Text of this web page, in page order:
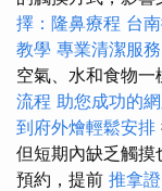
擇：隆鼻療程 台
教學 專業清潔服務
空氣、水和食物一
流程 助您成功的
到府外燴輕鬆安排
但短期內缺乏觸
預約，提前 推拿